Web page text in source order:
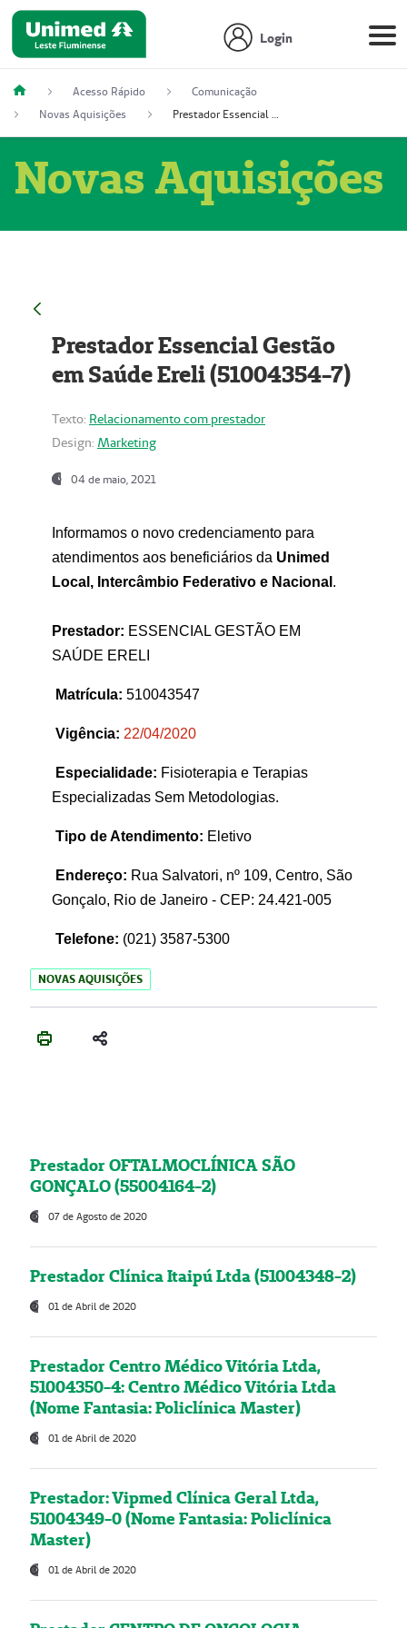
Login
Acesso Rápido
Comunicação
Novas Aquisições
Prestador Essencial Gestão em Saúde Ereli (51004354-7)
Novas Aquisições
Prestador Essencial Gestão
em Saúde Ereli (51004354-7)
Texto: Relacionamento com prestador
Design: Marketing
04 de maio, 2021
Informamos o novo credenciamento para
atendimentos aos beneficiários da Unimed
Local, Intercâmbio Federativo e Nacional .
Prestador: ESSENCIAL GESTÃO EM
SAÚDE ERELI
Matrícula: 510043547
Vigência: 22/04/2020
Especialidade: Fisioterapia e Terapias
Especializadas Sem Metodologias.
Tipo de Atendimento: Eletivo
Endereço: Rua Salvatori, nº 109, Centro, São
Gonçalo, Rio de Janeiro - CEP: 24.421-005
Telefone: (021) 3587-5300
NOVAS AQUISIÇÕES
Prestador OFTALMOCLÍNICA SÃO
GONÇALO (55004164-2)
07 de Agosto de 2020
Prestador Clínica Itaipú Ltda (51004348-2)
01 de Abril de 2020
Prestador Centro Médico Vitória Ltda,
51004350-4: Centro Médico Vitória Ltda
(Nome Fantasia: Policlínica Master)
01 de Abril de 2020
Prestador: Vipmed Clínica Geral Ltda,
51004349-0 (Nome Fantasia: Policlínica
Master)
01 de Abril de 2020